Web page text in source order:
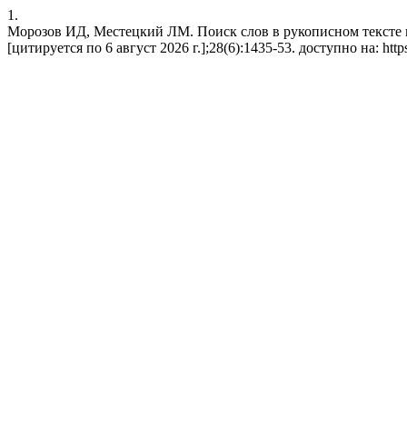
1.
Морозов ИД, Местецкий ЛМ. Поиск слов в рукописном тексте
[цитируется по 6 август 2026 г.];28(6):1435-53. доступно на: